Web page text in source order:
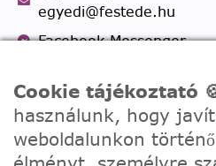
egyedi@festede.hu
Facebook Messenger
Cookie tájékoztató
használunk, hogy
weboldalunkon